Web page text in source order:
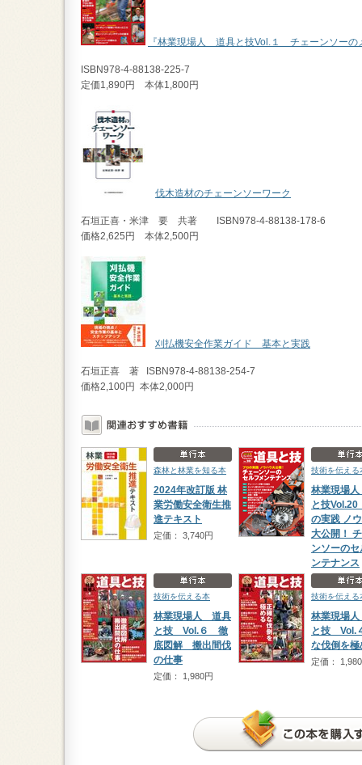
『林業現場人 道具と技Vol.１ チェーンソーの
ISBN978-4-88138-225-7
定価1,890円 本体1,800円
伐木造材のチェーンソーワーク
石垣正喜・米津 要 共著 ISBN978-4-88138-178-6
価格2,625円 本体2,500円
刈払機安全作業ガイド 基本と実践
石垣正喜 著 ISBN978-4-88138-254-7
価格2,100円 本体2,000円
森林と林業を知る本
2024年改訂版 林
業労働安全衛生推
進テキスト
定価： 3,740円
技術を伝える
林業現場
と技
の実践 ノ
大公開！
ンソーの
ンテナンス
定価：
技術を伝える本
林業現場人 道具
と技 Vol.６ 徹
底図解 搬出間伐
の仕事
定価： 1,980円
技術を伝える
林業現場
と技 Vol.
な伐倒を極
定価：